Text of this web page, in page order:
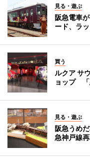
見る・遊ぶ
阪急電車
ード、ラ
買う
ルクア サ
ョップ 「
見る・遊ぶ
阪急うめ
急神戸線